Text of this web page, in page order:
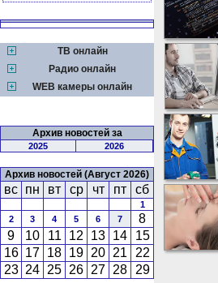
ТВ онлайн
Радио онлайн
WEB камеры онлайн
Архив новостей за
2025 2026
Архив новостей (Август 2026)
вс пн вт ср чт пт сб
1
2
3 4 5 6 7
8
9
10 11 12 13 14
15
16 17 18 19 20 21
22
23 24 25 26 27 28 29